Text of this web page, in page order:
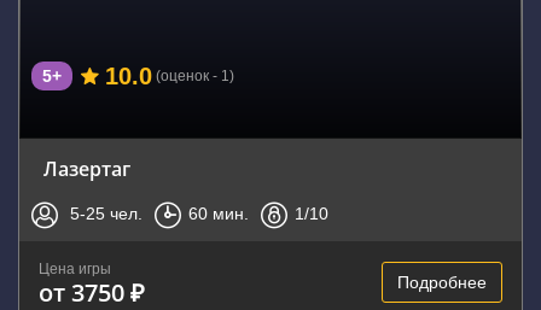
5+ 10.0 (оценок - 1)
Лазертаг
5-25 чел. 60 мин. 1/10
Цена игры
от 3750 ₽ Подробнее